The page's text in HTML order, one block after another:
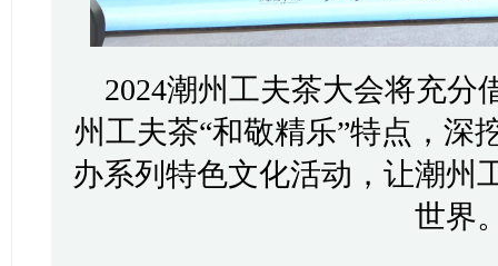
2024潮州工夫茶大会将充分
州工夫茶“和敬精乐”特点，深
办系列特色文化活动，让潮州
世界